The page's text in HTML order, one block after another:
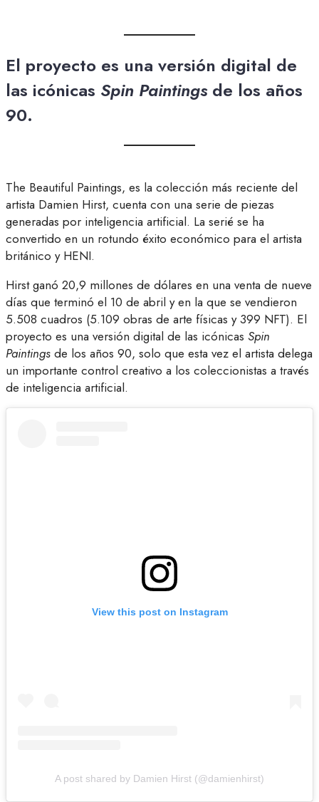
El proyecto es una versión digital de
las icónicas Spin Paintingsde los años
90.
The Beautiful Paintings, es la colección más reciente del
artista Damien Hirst, cuenta con una serie de piezas
generadas por inteligencia artificial. La serié se ha
convertido en un rotundo éxito económico para el artista
británico y HENI.
Hirst ganó 20,9 millones de dólares en una venta de nueve
días que terminó el 10 de abril y en la que se vendieron
5.508 cuadros (5.109 obras de arte físicas y 399 NFT). El
proyecto es una versión digital de las icónicas Spin
Paintings de los años 90, solo que esta vez el artista delega
un importante control creativo a los coleccionistas a través
de inteligencia artificial.
View this post on Instagram
A post shared by Damien Hirst (@damienhirst)